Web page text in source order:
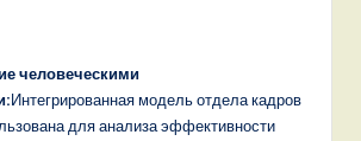
человеческими
Интегрированная модель отдела кадров
для анализа эффективности